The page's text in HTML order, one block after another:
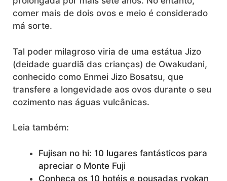
comer mais de dois ovos e meio é considerado
má sorte.
Tal poder milagroso viria de uma estátua Jizo
(deidade guardiã das crianças) de Owakudani,
conhecido como Enmei Jizo Bosatsu, que
transfere a longevidade aos ovos durante o seu
cozimento nas águas vulcânicas.
Leia também:
Fujisan no hi: 10 lugares fantásticos para
apreciar o Monte Fuji
Conheça os 10 hotéis e pousadas ryokan